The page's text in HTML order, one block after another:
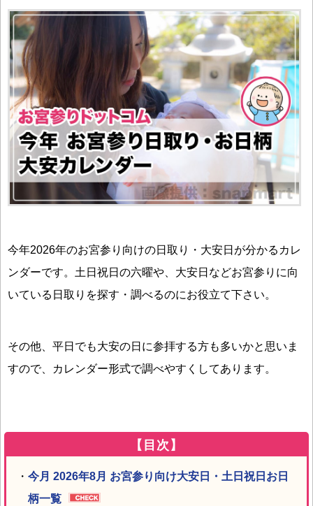
今年2026年のお宮参り向けの日取り・大安日が分かるカレ
ンダーです。土日祝日の六曜や、大安日などお宮参りに向
いている日取りを探す・調べるのにお役立て下さい。
その他、平日でも大安の日に参拝する方も多いかと思いま
すので、カレンダー形式で調べやすくしてあります。
【目次】
・ 今月 2026年8月 お宮参り向け大安日・土日祝日お日
柄一覧